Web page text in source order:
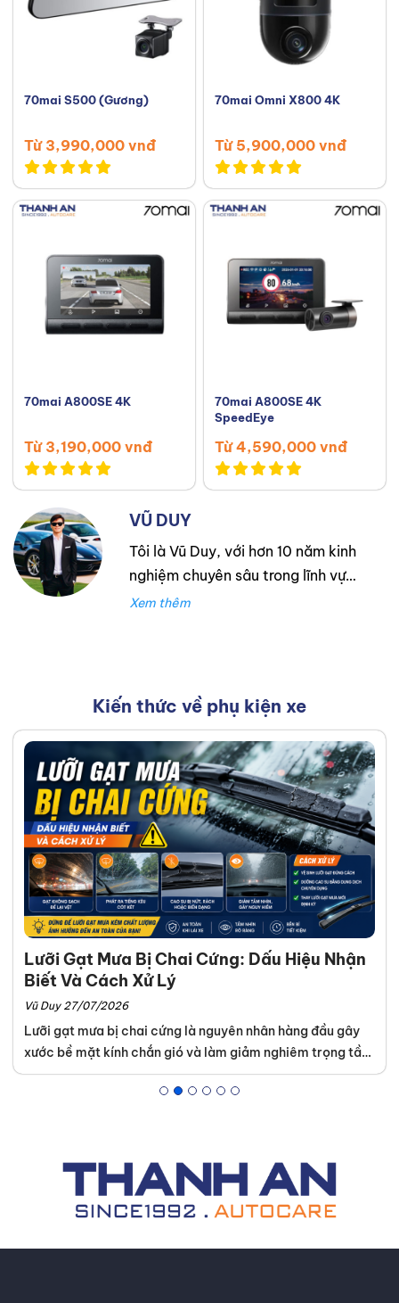
70mai S500 (Gương)
Từ 3,990,000 vnđ
70mai Omni X800 4K
Từ 5,900,000 vnđ
70mai A800SE 4K
Từ 3,190,000 vnđ
70mai A800SE 4K
SpeedEye
Từ 4,590,000 vnđ
VŨ DUY
Tôi là Vũ Duy, với hơn 10 năm kinh
nghiệm chuyên sâu trong lĩnh vực
lốp xe. Trong suốt thời gian đó,
cân bằng lốp hiệu suất cao.
Trước đó, tôi đã tích lũy kinh
nghiệm tại hãng Mercedes với vai
trò kỹ sư Công Nghệ Ô Tô. Tôi tự
hào đã tư vấn thành công cho
hơn 3000+ khách hàng, giúp họ
lựa chọn được loại lốp phù hợp,
từ đó cải thiện hiệu suất và an
toàn khi vận hành xe. Chuyên
môn của tôi tập trung vào việc
phân tích và giải thích các yếu tố
quan trọng của lốp xe, bao gồm
hợp chất, kiểu gai, chỉ số tốc độ
suất tối ưu cho từng điều kiện lái
xe và loại xe cụ thể. Tôi là một
chuyên gia ô tô được chứng nhận
mới nhất trong ngành. Khách
hàng thường xuyên khen ngợi khả
tạp về lốp xe một cách dễ hiểu
Kiến thức về phụ kiện xe
Lưỡi Gạt Mưa Bị Chai Cứng: Dấu Hiệu Nhận
Biết Và Cách Xử Lý
Vũ Duy 27/07/2026
Lưỡi gạt mưa bị chai cứng là nguyên nhân hàng đầu gây
xước bề mặt kính chắn gió và làm giảm nghiêm trọng tầm
nhìn khi di chuyển trong thời tiết xấu. Tình trạng này diễn
ra âm thầm nhưng để lại hậu quả lớn nếu chủ xe không
cách xác định độ lão hóa của cao su và phương án xử lý
hiệu quả nhất.